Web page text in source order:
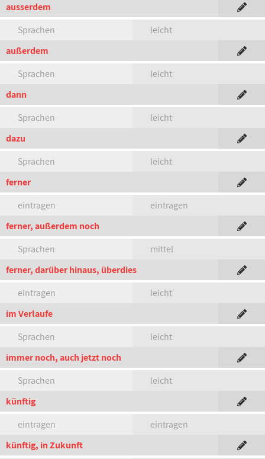
ausserdem
Sprachen
leicht
außerdem
Sprachen
leicht
dann
Sprachen
leicht
dazu
Sprachen
leicht
ferner
eintragen
eintragen
ferner, außerdem noch
Sprachen
mittel
ferner, darüber hinaus, überdies
eintragen
leicht
im Verlaufe
Sprachen
leicht
immer noch, auch jetzt noch
Sprachen
leicht
künftig
eintragen
eintragen
künftig, in Zukunft